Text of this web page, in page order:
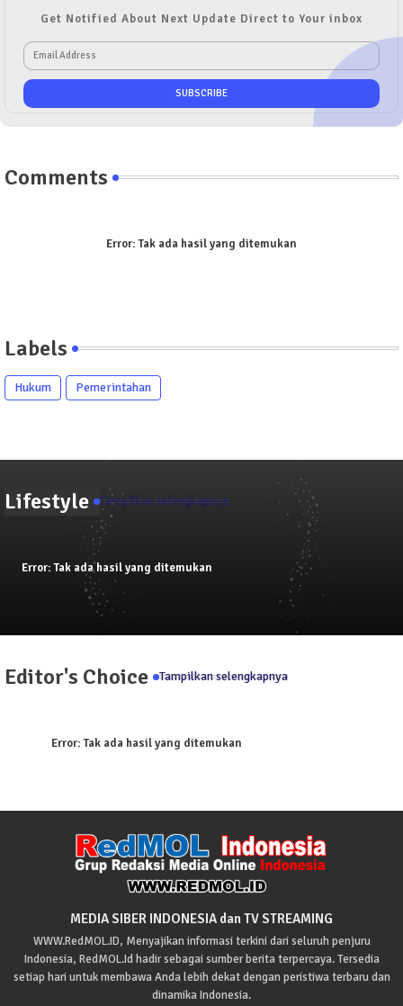
Get Notified About Next Update Direct to Your inbox
Comments
Error:Tak ada hasil yang ditemukan
Labels
Hukum Pemerintahan
Lifestyle Tampilkan selengkapnya
Error:Tak ada hasil yang ditemukan
Editor's Choice Tampilkan selengkapnya
Error:Tak ada hasil yang ditemukan
MEDIA SIBER INDONESIA dan TV STREAMING
WWW.RedMOL.ID, Menyajikan informasi terkini dari seluruh penjuru
Indonesia, RedMOL.Id hadir sebagai sumber berita terpercaya. Tersedia
setiap hari untuk membawa Anda lebih dekat dengan peristiwa terbaru dan
dinamika Indonesia.